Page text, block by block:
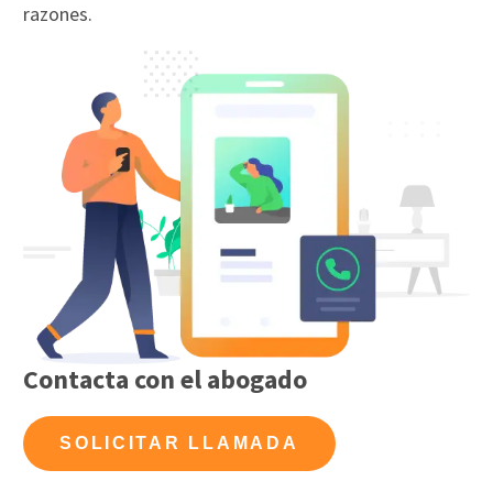
razones.
Contacta con el abogado
SOLICITAR LLAMADA